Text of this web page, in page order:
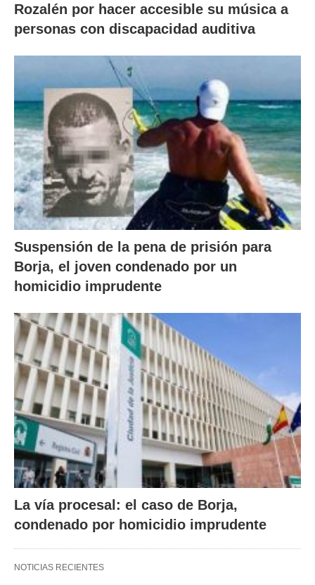
Rozalén por hacer accesible su música a
personas con discapacidad auditiva
Suspensión de la pena de prisión para
Borja, el joven condenado por un
homicidio imprudente
La vía procesal: el caso de Borja,
condenado por homicidio imprudente
NOTICIAS RECIENTES